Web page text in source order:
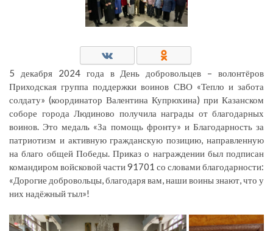
5 декабря 2024 года в День добровольцев – волонтёров
Приходская группа поддержки воинов СВО «Тепло и забота
солдату» (координатор Валентина Купрюхина) при Казанском
соборе города Людиново получила награды от благодарных
воинов. Это медаль «За помощь фронту» и Благодарность за
патриотизм и активную гражданскую позицию, направленную
на благо общей Победы. Приказ о награждении был подписан
командиром войсковой части 91701 со словами благодарности:
«Дорогие добровольцы, благодаря вам, наши воины знают, что у
них надёжный тыл»!